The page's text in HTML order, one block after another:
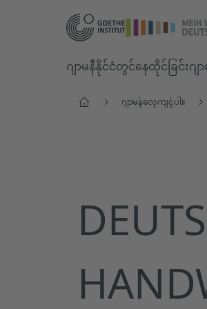
ဂျာမနီနိုင်ငံတွင်နေထိုင်ခြင်းဂျ
ပင်မစာမျက်နှာဂျာမန်လေ့ကျင့်ပါ။